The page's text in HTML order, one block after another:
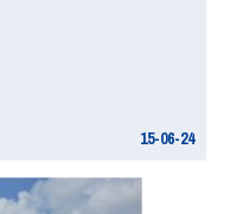
15-06-24